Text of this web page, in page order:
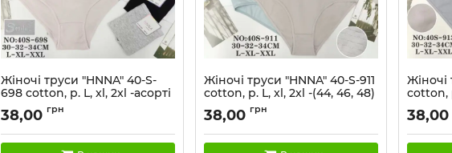
Жіночі труси "HNNA" 40-S-
698 cotton, р. L, xl, 2xl -асорті
-(Однотонні + збоку напис
Smile) -уп. 12 шт
38,00 грн
Жіночі труси "HNNA" 40-S-911
cotton, р. L, xl, 2xl -(44, 46, 48)
-асорті -(Однотонні) -уп. 12
шт
38,00 грн
Жіночі
cotton,
-
ромби)
38,00